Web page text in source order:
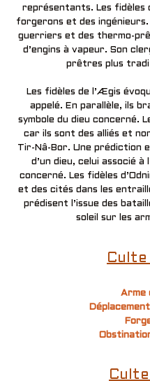
représentants. Les fidèles
forgerons et des
guerriers et des thermo-
d’engins à vapeur. Son
prêtres plus
Les fidèles de l’Ægis
appelé. En parallèle, ils
symbole du dieu concerné.
car ils sont des alliés et
Tir-Nâ-Bor. Une prédiction
d’un dieu, celui associé
concerné. Les fidèles
et des cités dans les
prédisent l’issue des
soleil sur les
Culte
Arme
Culte